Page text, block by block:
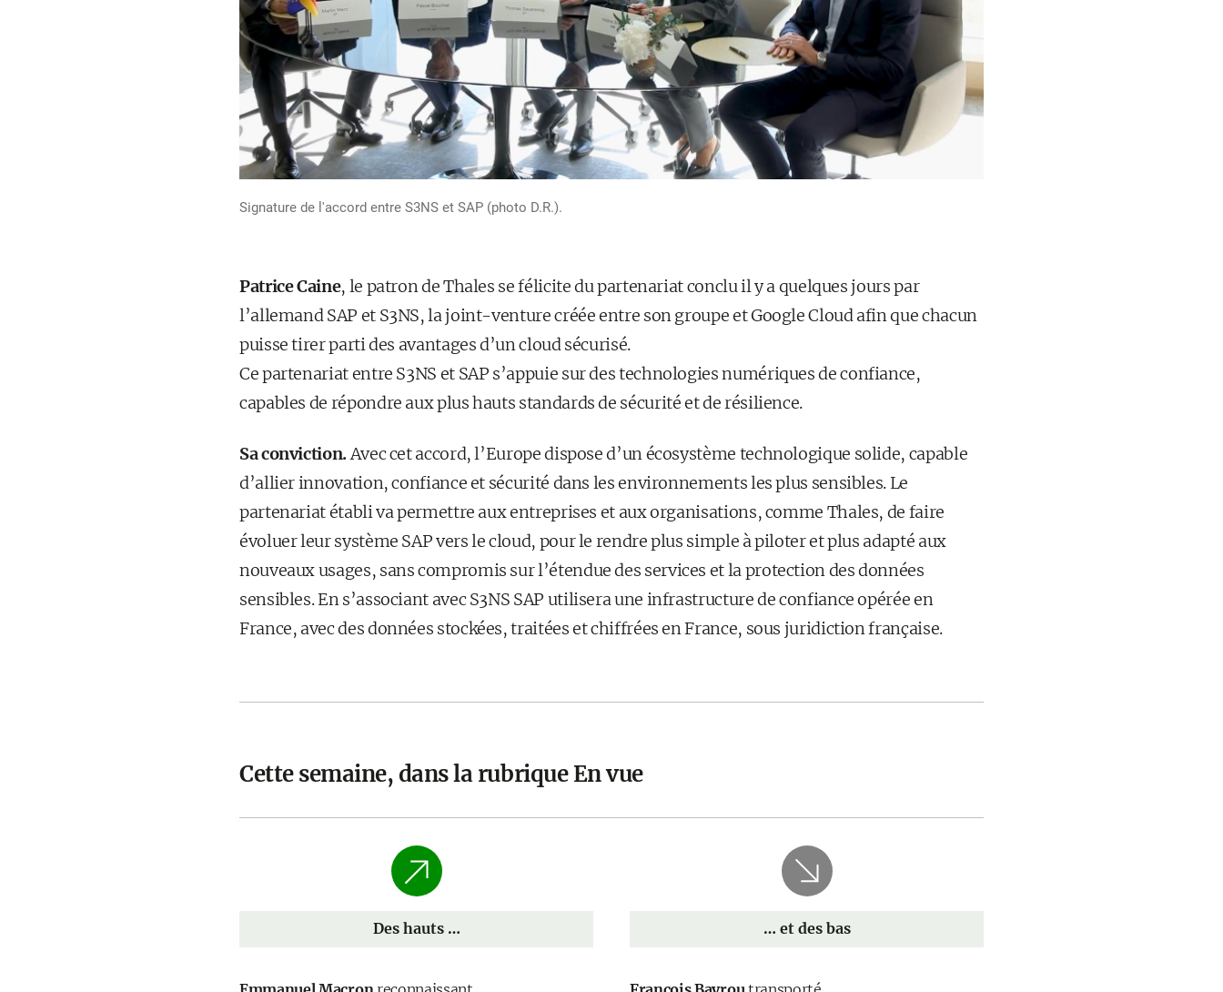
Signature de l'accord entre S3NS et SAP (photo D.R.).
Patrice Caine, le patron de Thales se félicite du partenariat conclu il y a quelques jours par
l’allemand SAP et S3NS, la joint-venture créée entre son groupe et Google Cloud afin que chacun
puisse tirer parti des avantages d’un cloud sécurisé.
Ce partenariat entre S3NS et SAP s’appuie sur des technologies numériques de confiance,
capables de répondre aux plus hauts standards de sécurité et de résilience.
Sa conviction.Avec cet accord, l’Europe dispose d’un écosystème technologique solide, capable
d’allier innovation, confiance et sécurité dans les environnements les plus sensibles. Le
partenariat établi va permettre aux entreprises et aux organisations, comme Thales, de faire
évoluer leur système SAP vers le cloud, pour le rendre plus simple à piloter et plus adapté aux
nouveaux usages, sans compromis sur l’étendue des services et la protection des données
sensibles. En s’associant avec S3NS SAP utilisera une infrastructure de confiance opérée en
France, avec des données stockées, traitées et chiffrées en France, sous juridiction française.
Cette semaine, dans la rubrique En vue
Des hauts … … et des bas